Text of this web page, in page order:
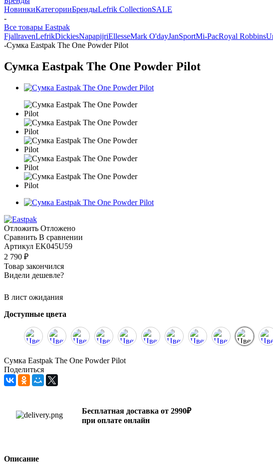
НовинкиКатегорииБрендыLefrik CollectionSALE
-
Все товары Eastpak
FjallravenLefrikDickiesNapapijriEllesseMark O'dayJanSportMi-PacRoyal Robbins
-Сумка Eastpak The One Powder Pilot
Сумка Eastpak The One Powder Pilot
Отложить Отложено
Сравнить В сравнении
Артикул EK045U59
2 790 ₽
Товар закончился
Видели дешевле?
В лист ожидания
Доступные цвета
Сумка Eastpak The One Powder Pilot
Поделиться
Бесплатная доставка от 2990₽
при оплате онлайн
Описание